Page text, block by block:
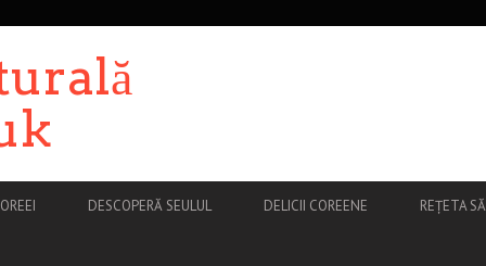
DESCOPERĂ SEULUL DELICII COREENE REȚETA